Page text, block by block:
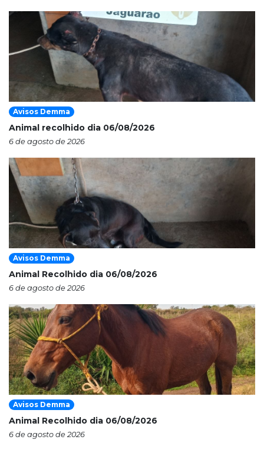
Avisos Demma
Animal recolhido dia 06/08/2026
6 de agosto de 2026
Avisos Demma
Animal Recolhido dia 06/08/2026
6 de agosto de 2026
Avisos Demma
Animal Recolhido dia 06/08/2026
6 de agosto de 2026